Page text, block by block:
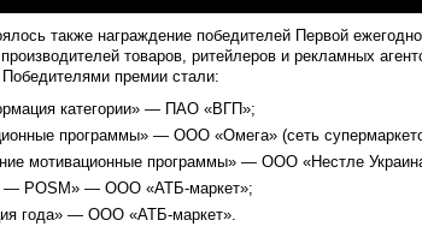
также награждение победителей Первой
товаров, ритейлеров и рекламных
премии стали:
категории» — ПАО «ВГП»;
программы» — ООО «Омега» (сеть
мотивационные программы» — ООО «Нестле
— POSM» — ООО «АТБ-маркет»;
года» — ООО «АТБ-маркет».